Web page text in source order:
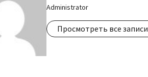
Administrator
Просмотреть все записи